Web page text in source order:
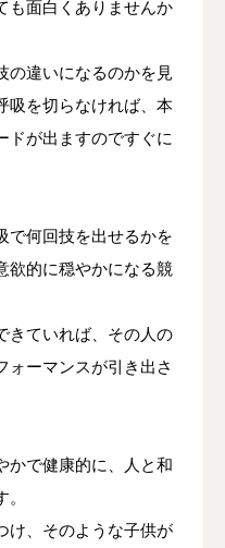
も面白くありませんか
の違いになるのかを見
吸を切らなければ、本
ドが出ますのですぐに
で何回技を出せるかを
欲的に穏やかになる競
きていれば、その人の
ォーマンスが引き出さ
かで健康的に、人と和
け、そのような子供が